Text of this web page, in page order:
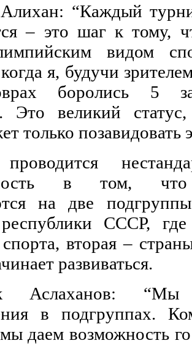
“Каждый
– это шаг к тому,
видом
я, будучи
боролись 5
Это великий
только позавидовать
в том,
на две
СССР, где
вторая –
развиваться.
Аслаханов: “Мы
в подгруппах.
даем возможность